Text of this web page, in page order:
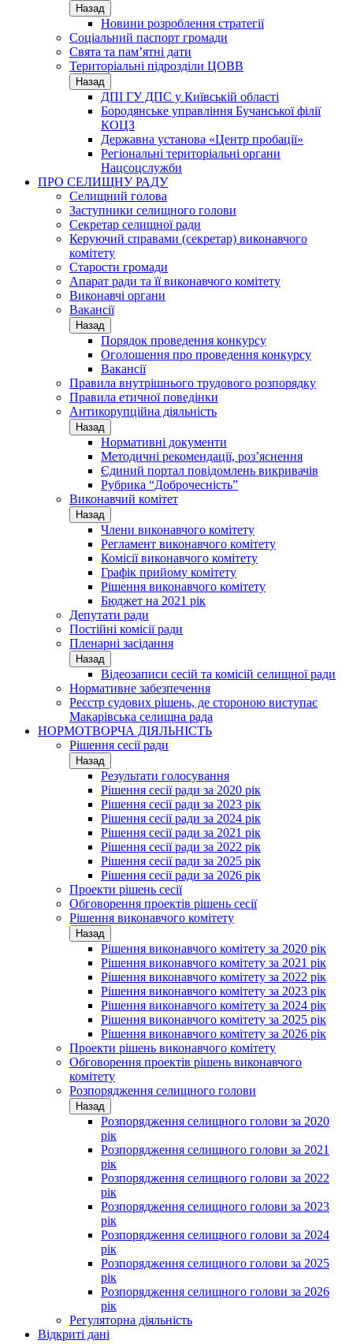
Назад
Новини розроблення стратегії
Соціальний паспорт громади
Свята та пам’ятні дати
Територіальні підрозділи ЦОВВ
Назад
ДПІ ГУ ДПС у Київській області
Бородянське управління Бучанської філії
КОЦЗ
Державна установа «Центр пробації»
Регіональні територіальні органи
Нацсоцслужби
ПРО СЕЛИЩНУ РАДУ
Селищний голова
Заступники селищного голови
Секретар селищної ради
Керуючий справами (секретар) виконавчого
комітету
Старости громади
Апарат ради та її виконавчого комітету
Виконавчі органи
Вакансії
Назад
Порядок проведення конкурсу
Оголошення про проведення конкурсу
Вакансії
Правила внутрішнього трудового розпорядку
Правила етичної поведінки
Антикорупційна діяльність
Назад
Нормативні документи
Методичні рекомендації, роз’яснення
Єдиний портал повідомлень викривачів
Рубрика “Доброчесність”
Виконавчий комітет
Назад
Члени виконавчого комітету
Регламент виконавчого комітету
Комісії виконавчого комітету
Графік прийому комітету
Рішення виконавчого комітету
Бюджет на 2021 рік
Депутати ради
Постійні комісії ради
Пленарні засідання
Назад
Відеозаписи сесій та комісій селищної ради
Нормативне забезпечення
Реєстр судових рішень, де стороною виступає
Макарівська селищна рада
НОРМОТВОРЧА ДІЯЛЬНІСТЬ
Рішення сесії ради
Назад
Результати голосування
Рішення сесії ради за 2020 рік
Рішення сесії ради за 2023 рік
Рішення сесії ради за 2024 рік
Рішення сесії ради за 2021 рік
Рішення сесії ради за 2022 рік
Рішення сесії ради за 2025 рік
Рішення сесії ради за 2026 рік
Проекти рішень сесії
Обговорення проектів рішень сесії
Рішення виконавчого комітету
Назад
Рішення виконавчого комітету за 2020 рік
Рішення виконавчого комітету за 2021 рік
Рішення виконавчого комітету за 2022 рік
Рішення виконавчого комітету за 2023 рік
Рішення виконавчого комітету за 2024 рік
Рішення виконавчого комітету за 2025 рік
Рішення виконавчого комітету за 2026 рік
Проекти рішень виконавчого комітету
Обговорення проектів рішень виконавчого
комітету
Розпорядження селищного голови
Назад
Розпорядження селищного голови за 2020
рік
Розпорядження селищного голови за 2021
рік
Розпорядження селищного голови за 2022
рік
Розпорядження селищного голови за 2023
рік
Розпорядження селищного голови за 2024
рік
Розпорядження селищного голови за 2025
рік
Розпорядження селищного голови за 2026
рік
Регуляторна діяльність
Відкриті дані